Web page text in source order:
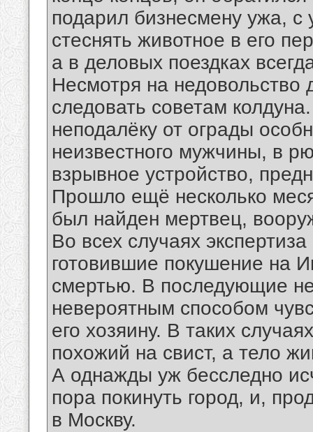
подарил бизнесмену ужа, с
стеснять животное в его
а в деловых поездках
Несмотря на
следовать советам
неподалёку от ограды
неизвестного мужчины, в
взрывное устройство,
Прошло ещё несколько
был найден мертвец,
Во всех случаях
готовившие покушение на
смертью. В последующие
невероятным способом
его хозяину. В таких
похожий на свист, а тело
А однажды уж бесследно
пора покинуть город, и,
в Москву.